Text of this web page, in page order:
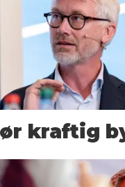
kraftig